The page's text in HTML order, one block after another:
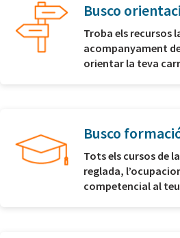
Busco
Troba els recursos
acompanyament
orientar la teva
Busco
Tots els cursos de
reglada,
competencial al